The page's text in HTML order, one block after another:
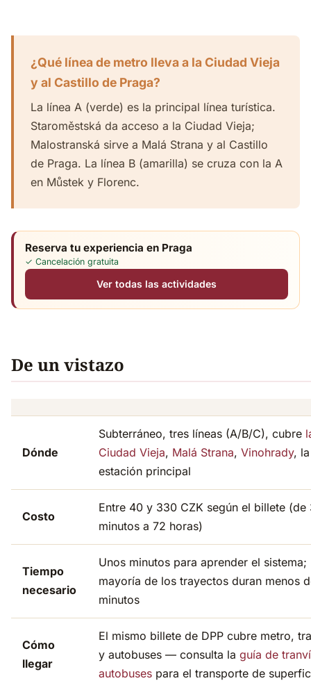
¿Qué línea de metro lleva a la Ciudad Vieja
y al Castillo de Praga?
La línea A (verde) es la principal línea turística.
Staroměstská da acceso a la Ciudad Vieja;
Malostranská sirve a Malá Strana y al Castillo
de Praga. La línea B (amarilla) se cruza con la A
en Můstek y Florenc.
Reserva tu experiencia en Praga
✓ Cancelación gratuita
Ver todas las actividades
De un vistazo
Dónde
Subterráneo, tres líneas (A/B/C), cubre
Ciudad Vieja, Malá Strana, Vinohrady, la
estación principal
Costo
Entre 40 y 330 CZK según el billete (de
minutos a 72 horas)
Tiempo
necesario
Unos minutos para aprender el sistema;
mayoría de los trayectos duran menos
minutos
Cómo
llegar
El mismo billete de DPP cubre metro,
y autobuses — consulta la guía de
autobuses para el transporte de